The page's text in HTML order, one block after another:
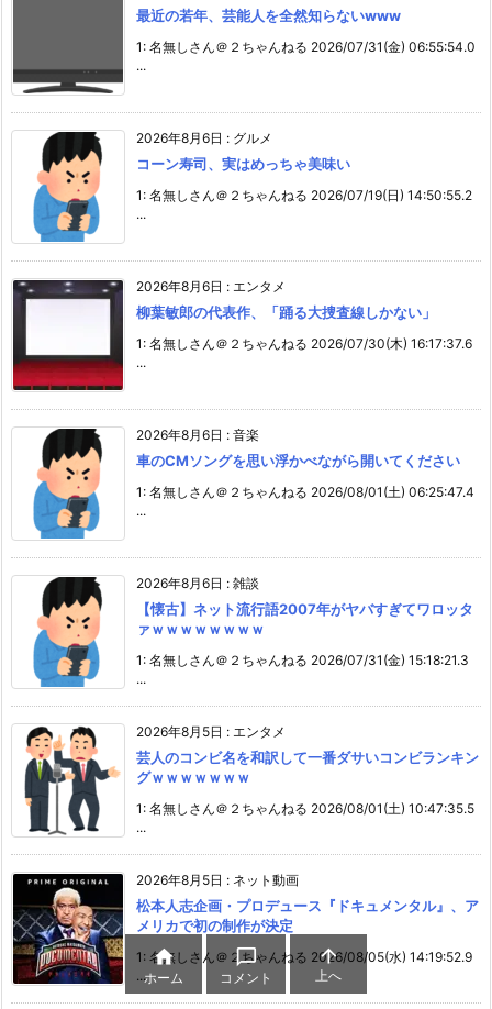
最近の若年、芸能人を全然知らないwww
1: 名無しさん＠２ちゃんねる 2026/07/31(金) 06:55:54.0
...
2026年8月6日 : グルメ
コーン寿司、実はめっちゃ美味い
1: 名無しさん＠２ちゃんねる 2026/07/19(日) 14:50:55.2
...
2026年8月6日 : エンタメ
柳葉敏郎の代表作、「踊る大捜査線しかない」
1: 名無しさん＠２ちゃんねる 2026/07/30(木) 16:17:37.6
...
2026年8月6日 : 音楽
車のCMソングを思い浮かべながら開いてください
1: 名無しさん＠２ちゃんねる 2026/08/01(土) 06:25:47.4
...
2026年8月6日 : 雑談
【懐古】ネット流行語2007年がヤバすぎてワロッタ
ァｗｗｗｗｗｗｗｗ
1: 名無しさん＠２ちゃんねる 2026/07/31(金) 15:18:21.3
...
2026年8月5日 : エンタメ
芸人のコンビ名を和訳して一番ダサいコンビランキン
グｗｗｗｗｗｗｗ
1: 名無しさん＠２ちゃんねる 2026/08/01(土) 10:47:35.5
...
2026年8月5日 : ネット動画
松本人志企画・プロデュース『ドキュメンタル』、ア
メリカで初の制作が決定
1: 名無しさん＠２ちゃんねる 2026/08/05(水) 14:19:52.9
...

ホーム

コメント

上へ